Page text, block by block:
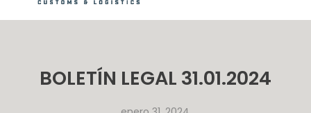
Radar Customs & Logistics
BOLETÍN LEGAL 31.01.2024